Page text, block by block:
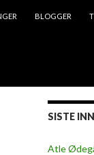
BLOGGER
SISTE
Atle